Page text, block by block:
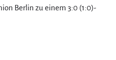
Berlin zu einem 3:0 (1:0)-